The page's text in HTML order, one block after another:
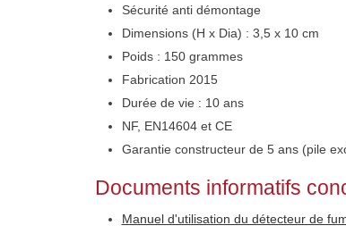
Sécurité anti démontage
Dimensions (H x Dia) : 3,5 x 10 cm
Poids : 150 grammes
Fabrication 2015
Durée de vie : 10 ans
NF, EN14604 et CE
Garantie constructeur de 5 ans (pile
Documents informatifs
Manuel d'utilisation du détecteur de